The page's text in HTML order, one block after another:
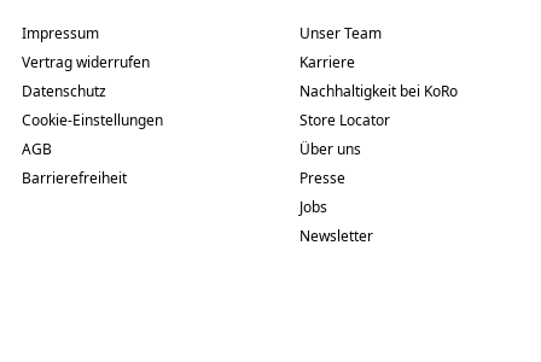
Impressum
Vertrag widerrufen
Datenschutz
Cookie-Einstellungen
AGB
Barrierefreiheit
Unser Team
Karriere
Nachhaltigkeit bei KoRo
Store Locator
Über uns
Presse
Jobs
Newsletter